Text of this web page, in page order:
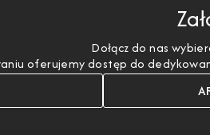
Dołącz do nas
oferujemy dostęp do